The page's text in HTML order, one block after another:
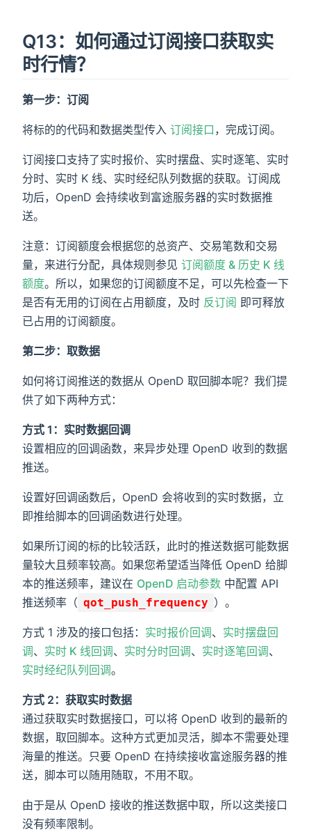
Q13：如何通过订阅接口获取实
时行情？
第一步：订阅
将标的的代码和数据类型传入 订阅接口 ，完成订阅。
订阅接口支持了实时报价、实时摆盘、实时逐笔、实时
分时、实时 K 线、实时经纪队列数据的获取。订阅成
功后，OpenD 会持续收到富途服务器的实时数据推
送。
注意：订阅额度会根据您的总资产、交易笔数和交易
量，来进行分配，具体规则参见 订阅额度 & 历史 K 线
额度。所以，如果您的订阅额度不足，可以先检查一下
是否有无用的订阅在占用额度，及时 反订阅 即可释放
已占用的订阅额度。
第二步：取数据
如何将订阅推送的数据从 OpenD 取回脚本呢？我们提
供了如下两种方式：
方式 1：实时数据回调
设置相应的回调函数，来异步处理 OpenD 收到的数据
推送。
设置好回调函数后，OpenD 会将收到的实时数据，立
即推给脚本的回调函数进行处理。
如果所订阅的标的比较活跃，此时的推送数据可能数据
量较大且频率较高。如果您希望适当降低 OpenD 给脚
本的推送频率，建议在 OpenD 启动参数 中配置 API
推送频率（ qot_push_frequency ）。
方式 1 涉及的接口包括： 实时报价回调、 实时摆盘回
调、 实时 K 线回调、 实时分时回调、 实时逐笔回调、
实时经纪队列回调。
方式 2：获取实时数据
通过获取实时数据接口，可以将 OpenD 收到的最新的
数据，取回脚本。这种方式更加灵活，脚本不需要处理
海量的推送。只要 OpenD 在持续接收富途服务器的推
送，脚本可以随用随取，不用不取。
由于是从 OpenD 接收的推送数据中取，所以这类接口
没有频率限制。